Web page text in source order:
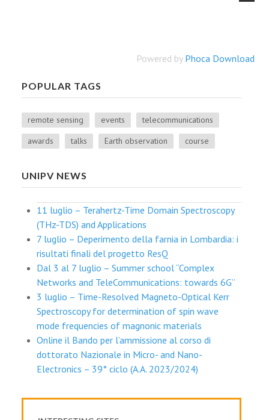
Powered by Phoca Download
POPULAR TAGS
remote sensing events
telecommunications
awards
talks Earth observation course
UNIPV NEWS
11 luglio – Terahertz-Time Domain Spectroscopy
(THz-TDS) and Applications
7 luglio – Deperimento della farnia in Lombardia: i
risultati finali del progetto ResQ
Dal 3 al 7 luglio – Summer school “Complex
Networks and TeleCommunications: towards 6G”
3 luglio – Time-Resolved Magneto-Optical Kerr
Spectroscopy for determination of spin wave
mode frequencies of magnonic materials
Online il Bando per l’ammissione al corso di
dottorato Nazionale in Micro- and Nano-
Electronics – 39° ciclo (A.A. 2023/2024)